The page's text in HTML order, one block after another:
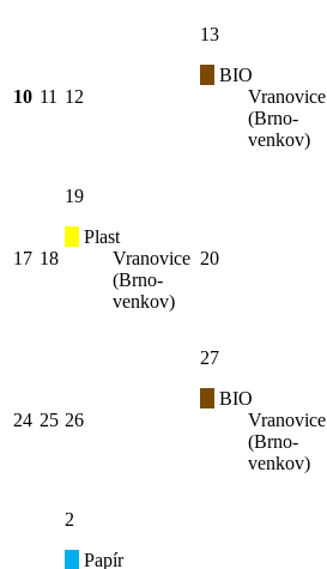
10 11 12
13
BIO
Vranovice
(Brno-
venkov)
17 18
19
Plast
Vranovice
(Brno-
venkov)
20
24 25 26
27
BIO
Vranovice
(Brno-
venkov)
2
Papír